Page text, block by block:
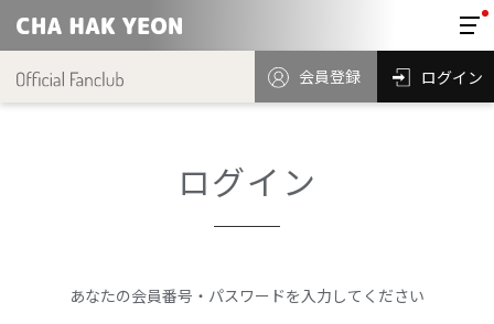
会員登録 ログイン
ログイン
あなたの会員番号・パスワードを入力してください